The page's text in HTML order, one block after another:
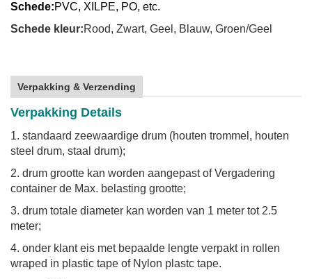
Schede:PVC, XILPE, PO, etc.
Schede kleur:Rood, Zwart, Geel, Blauw, Groen/Geel
Verpakking & Verzending
Verpakking Details
1. standaard zeewaardige drum (houten trommel, houten
steel drum, staal drum);
2. drum grootte kan worden aangepast of Vergadering
container de Max. belasting grootte;
3. drum totale diameter kan worden van 1 meter tot 2.5
meter;
4. onder klant eis met bepaalde lengte verpakt in rollen
wraped in plastic tape of Nylon plastc tape.